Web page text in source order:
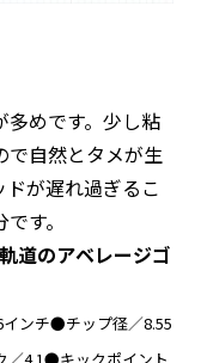
多めです。少し粘
で自然とタメが生
が遅れ過ぎるこ
す。
道のアベレージゴ
ンチ●チップ径／8.55